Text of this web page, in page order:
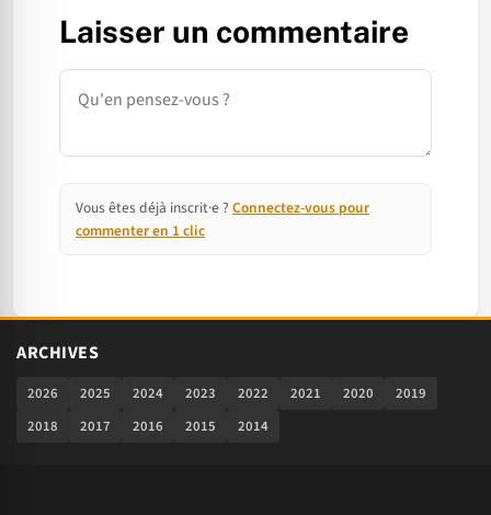
Laisser un commentaire
Commentaire
Vous êtes déjà inscrit·e ? Connectez-vous pour
commenter en 1 clic
ARCHIVES
2026 2025 2024 2023 2022 2021 2020
2019
2018
2017 2016 2015 2014